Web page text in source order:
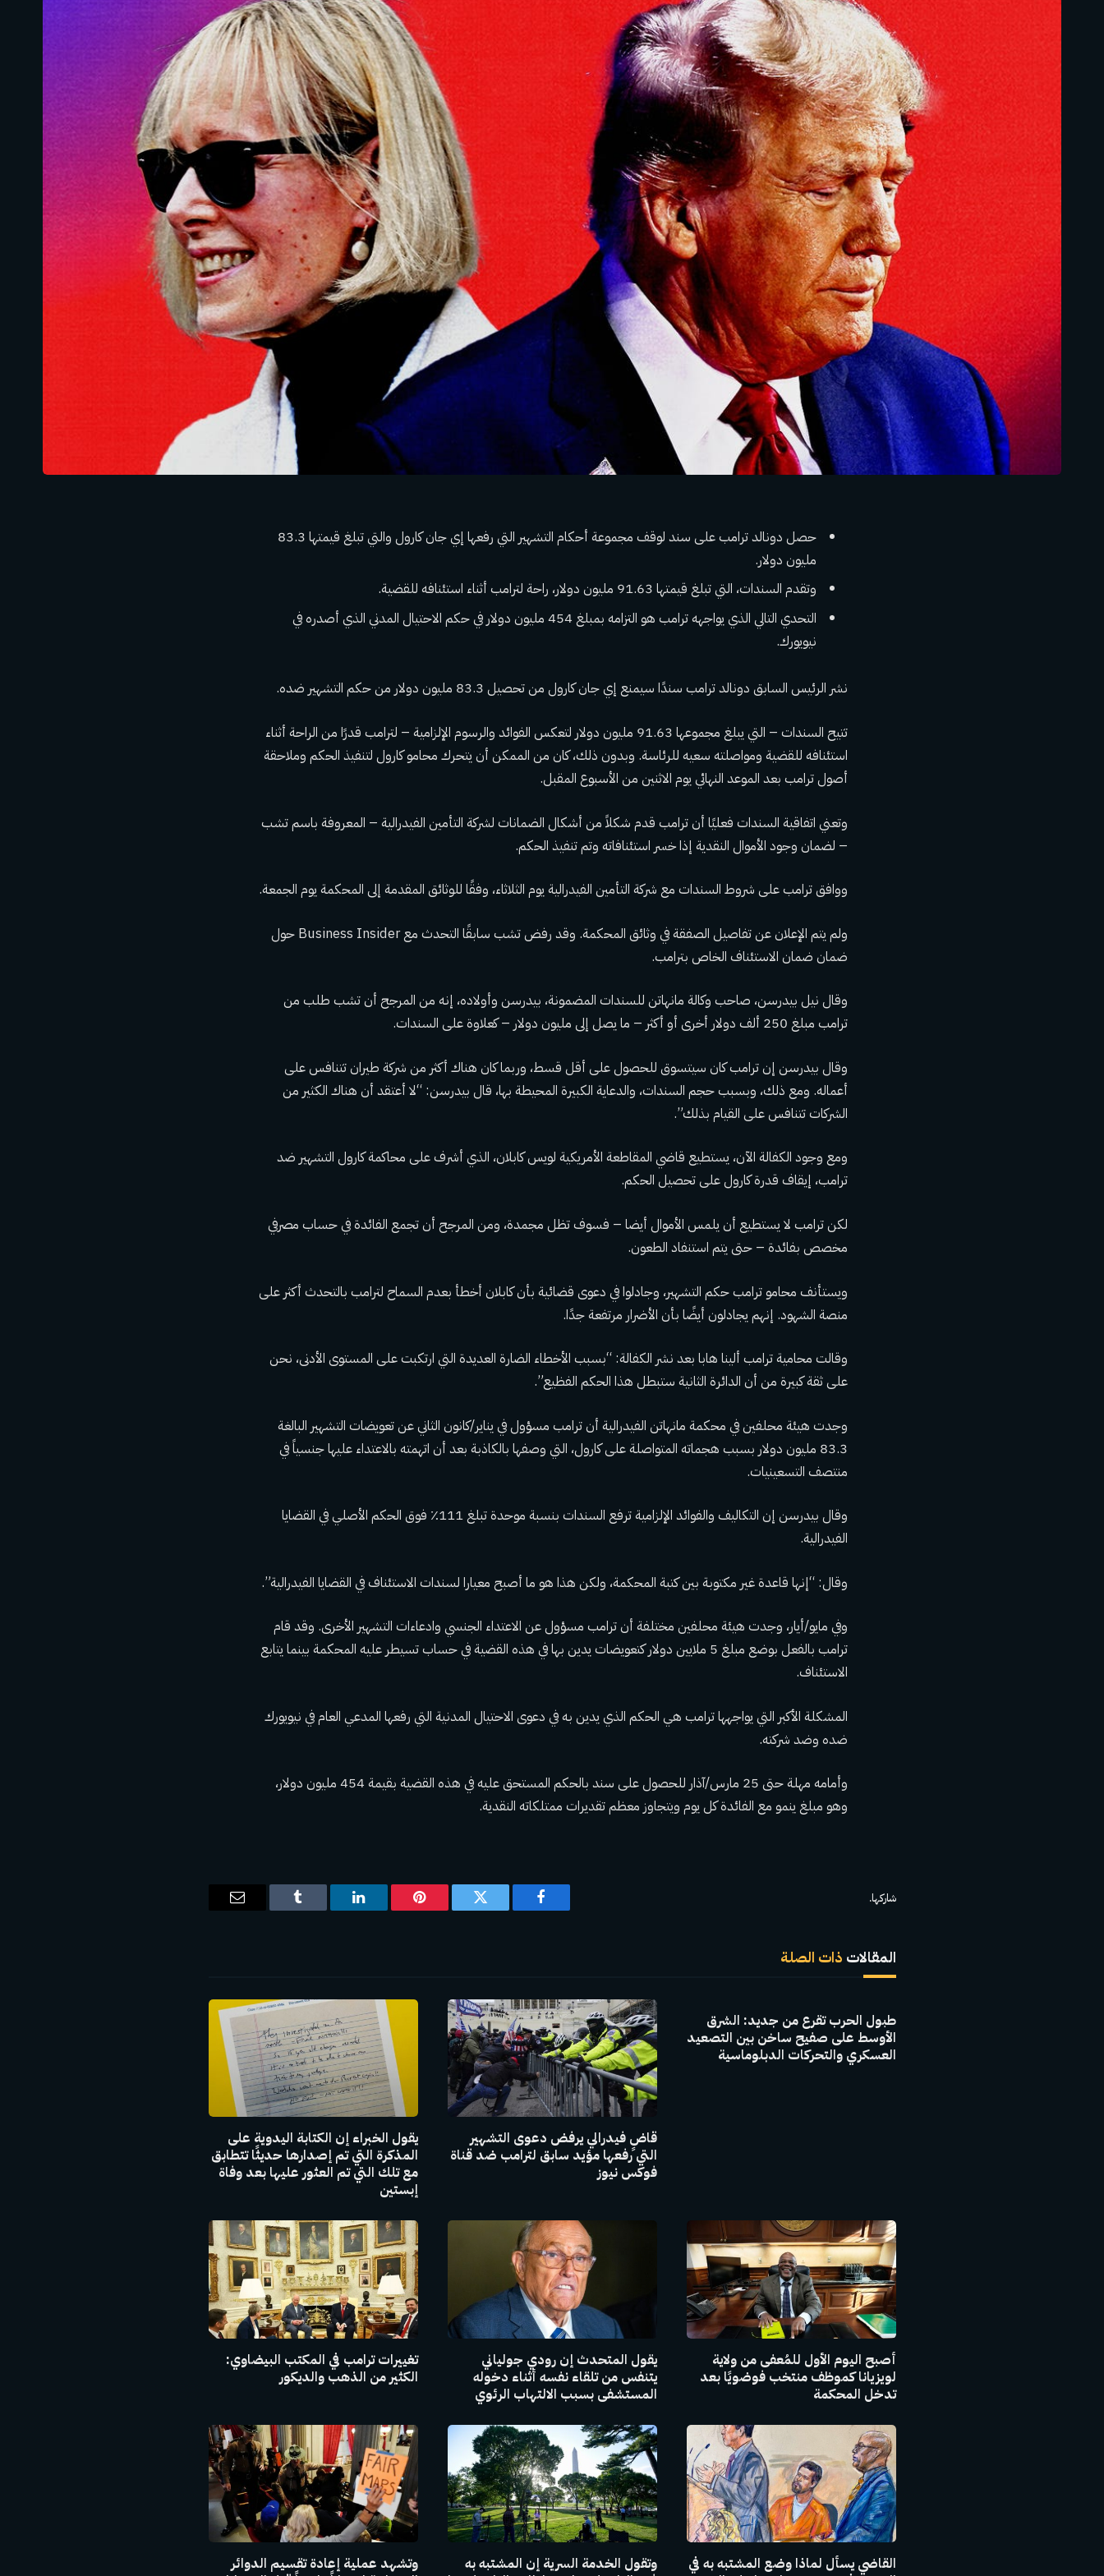
حصل دونالد ترامب على سند لوقف مجموعة أحكام التشهير التي رفعها إي جان كارول والتي تبلغ قيمتها 83.3
مليون دولار.
وتقدم السندات، التي تبلغ قيمتها 91.63 مليون دولار، راحة لترامب أثناء استئنافه للقضية.
التحدي التالي الذي يواجهه ترامب هو التزامه بمبلغ 454 مليون دولار في حكم الاحتيال المدني الذي أصدره في
نيويورك.
نشر الرئيس السابق دونالد ترامب سندًا سيمنع إي جان كارول من تحصيل 83.3 مليون دولار من حكم التشهير ضده.
تتيح السندات – التي يبلغ مجموعها 91.63 مليون دولار لتعكس الفوائد والرسوم الإلزامية – لترامب قدرًا من الراحة أثناء
استئنافه للقضية ومواصلته سعيه للرئاسة. وبدون ذلك، كان من الممكن أن يتحرك محامو كارول لتنفيذ الحكم وملاحقة
أصول ترامب بعد الموعد النهائي يوم الاثنين من الأسبوع المقبل.
وتعني اتفاقية السندات فعليًا أن ترامب قدم شكلاً من أشكال الضمانات لشركة التأمين الفيدرالية – المعروفة باسم تشب
– لضمان وجود الأموال النقدية إذا خسر استئنافاته وتم تنفيذ الحكم.
ووافق ترامب على شروط السندات مع شركة التأمين الفيدرالية يوم الثلاثاء، وفقًا للوثائق المقدمة إلى المحكمة يوم الجمعة.
ولم يتم الإعلان عن تفاصيل الصفقة في وثائق المحكمة. وقد رفض تشب سابقًا التحدث مع Business Insider حول
ضمان ضمان الاستئناف الخاص بترامب.
وقال نيل بيدرسن، صاحب وكالة مانهاتن للسندات المضمونة، بيدرسن وأولاده، إنه من المرجح أن تشب طلب من
ترامب مبلغ 250 ألف دولار أخرى أو أكثر – ما يصل إلى مليون دولار – كعلاوة على السندات.
وقال بيدرسن إن ترامب كان سيتسوق للحصول على أقل قسط، وربما كان هناك أكثر من شركة طيران تتنافس على
أعماله. ومع ذلك، وبسبب حجم السندات، والدعاية الكبيرة المحيطة بها، قال بيدرسن: “لا أعتقد أن هناك الكثير من
الشركات تتنافس على القيام بذلك”.
ومع وجود الكفالة الآن، يستطيع قاضي المقاطعة الأمريكية لويس كابلان، الذي أشرف على محاكمة كارول التشهير ضد
ترامب، إيقاف قدرة كارول على تحصيل الحكم.
لكن ترامب لا يستطيع أن يلمس الأموال أيضا – فسوف تظل مجمدة، ومن المرجح أن تجمع الفائدة في حساب مصرفي
مخصص بفائدة – حتى يتم استنفاد الطعون.
ويستأنف محامو ترامب حكم التشهير، وجادلوا في دعوى قضائية بأن كابلان أخطأ بعدم السماح لترامب بالتحدث أكثر على
منصة الشهود. إنهم يجادلون أيضًا بأن الأضرار مرتفعة جدًا.
وقالت محامية ترامب ألينا هابا بعد نشر الكفالة: “بسبب الأخطاء الضارة العديدة التي ارتكبت على المستوى الأدنى، نحن
على ثقة كبيرة من أن الدائرة الثانية ستبطل هذا الحكم الفظيع”.
وجدت هيئة محلفين في محكمة مانهاتن الفيدرالية أن ترامب مسؤول في يناير/كانون الثاني عن تعويضات التشهير البالغة
83.3 مليون دولار بسبب هجماته المتواصلة على كارول، التي وصفها بالكاذبة بعد أن اتهمته بالاعتداء عليها جنسياً في
منتصف التسعينيات.
وقال بيدرسن إن التكاليف والفوائد الإلزامية ترفع السندات بنسبة موحدة تبلغ 111٪ فوق الحكم الأصلي في القضايا
الفيدرالية.
وقال: “إنها قاعدة غير مكتوبة بين كتبة المحكمة، ولكن هذا هو ما أصبح معيارا لسندات الاستئناف في القضايا الفيدرالية”.
وفي مايو/أيار، وجدت هيئة محلفين مختلفة أن ترامب مسؤول عن الاعتداء الجنسي وادعاءات التشهير الأخرى. وقد قام
ترامب بالفعل بوضع مبلغ 5 ملايين دولار كتعويضات يدين بها في هذه القضية في حساب تسيطر عليه المحكمة بينما يتابع
الاستئناف.
المشكلة الأكبر التي يواجهها ترامب هي الحكم الذي يدين به في دعوى الاحتيال المدنية التي رفعها المدعي العام في نيويورك
ضده وضد شركته.
وأمامه مهلة حتى 25 مارس/آذار للحصول على سند بالحكم المستحق عليه في هذه القضية بقيمة 454 مليون دولار،
وهو مبلغ ينمو مع الفائدة كل يوم ويتجاوز معظم تقديرات ممتلكاته النقدية.
شاركها.
فيسبوك تويتر بينتيريستلينكدإن Tumblr
البريد
المقالات ذات الصلة
طبول الحرب تقرع من جديد: الشرق
الأوسط على صفيح ساخن بين التصعيد
العسكري والتحركات الدبلوماسية
قاضٍ فيدرالي يرفض دعوى التشهير
التي رفعها مؤيد سابق لترامب ضد قناة
فوكس نيوز
يقول الخبراء إن الكتابة اليدوية على
المذكرة التي تم إصدارها حديثًا تتطابق
مع تلك التي تم العثور عليها بعد وفاة
إبستين
أصبح اليوم الأول للمُعفى من ولاية
لويزيانا كموظف منتخب فوضويًا بعد
تدخل المحكمة
يقول المتحدث إن رودي جولياني
يتنفس من تلقاء نفسه أثناء دخوله
المستشفى بسبب الالتهاب الرئوي
تغييرات ترامب في المكتب البيضاوي:
الكثير من الذهب والديكور
القاضي يسأل لماذا وضع المشتبه به في
وتقول الخدمة السرية إن المشتبه به
وتشهد عملية إعادة تقسيم الدوائر